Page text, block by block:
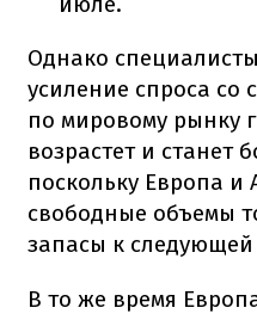
Однако
усиление спроса со
по мировому рынку
возрастет и станет
поскольку Европа и
свободные объемы
запасы к следующей
В то же время